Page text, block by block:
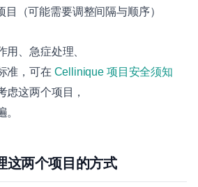
目（可能需要调整间隔与顺序）
用、急症处理、
准，可在 Cellinique 项目安全须知
虑这两个项目，
这两个项目的方式